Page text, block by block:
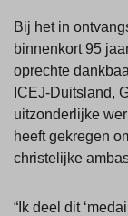
Bij het in
binnenkort 95
oprechte
ICEJ-Duitsland,
uitzonderlijke
heeft gekregen
christelijke
“Ik deel dit